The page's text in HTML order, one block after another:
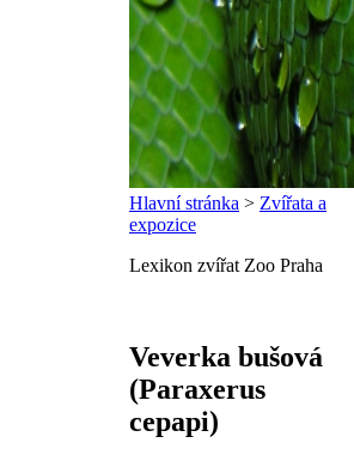
Hlavní stránka > Zvířata a
expozice
Lexikon zvířat Zoo Praha
Veverka bušová
(Paraxerus
cepapi)